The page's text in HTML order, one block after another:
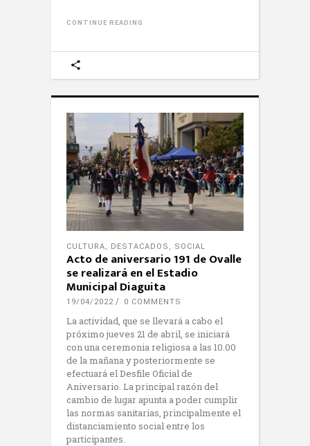
CONTINUE READING
CULTURA, DESTACADOS , SOCIAL
Acto de aniversario 191 de Ovalle
se realizará en el Estadio
Municipal Diaguita
19/04/2022 0 COMMENTS
La actividad, que se llevará a cabo el
próximo jueves 21 de abril, se iniciará
con una ceremonia religiosa a las 10.00
de la mañana y posteriormente se
efectuará el Desfile Oficial de
Aniversario. La principal razón del
cambio de lugar apunta a poder cumplir
las normas sanitarias, principalmente el
distanciamiento social entre los
participantes.